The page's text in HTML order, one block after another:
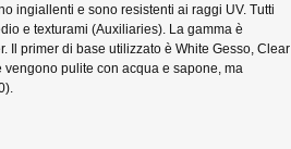
ingiallenti e sono resistenti ai raggi UV. Tutti
e texturami (Auxiliaries). La gamma è
Il primer di base utilizzato è White Gesso, Clear
pulite con acqua e sapone, ma